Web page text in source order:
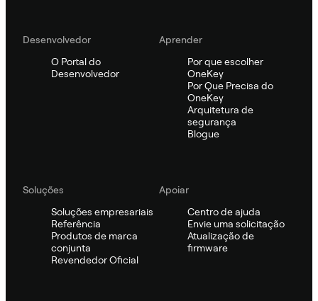
Desenvolvedor
O Portal do
Desenvolvedor
Aprender
Por que escolher
OneKey
Por Que Precisa do
OneKey
Arquitetura de
segurança
Blogue
Soluções
Soluções empresariais
Referência
Produtos de marca
conjunta
Revendedor Oficial
Apoiar
Centro de ajuda
Envie uma solicitação
Atualização de
firmware